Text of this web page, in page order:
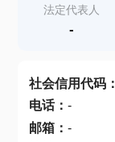
查产地
法定代表人
-
社会信用代码：
电话： -
邮箱： -